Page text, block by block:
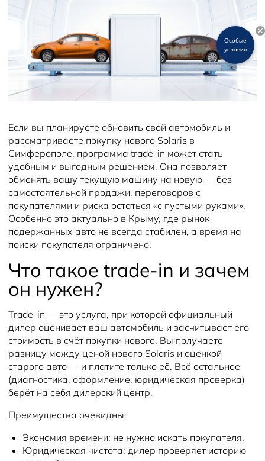
Если вы планируете обновить свой автомобиль и
рассматриваете покупку нового Solaris в
Симферополе, программа trade-in может стать
удобным и выгодным решением. Она позволяет
обменять вашу текущую машину на новую — без
самостоятельной продажи, переговоров с
покупателями и риска остаться «с пустыми руками».
Особенно это актуально в Крыму, где рынок
подержанных авто не всегда стабилен, а время на
поиски покупателя ограничено.
Что такое trade-in и зачем
он нужен?
Trade-in — это услуга, при которой официальный
дилер оценивает ваш автомобиль и засчитывает его
стоимость в счёт покупки нового. Вы получаете
разницу между ценой нового Solaris и оценкой
старого авто — и платите только её. Всё остальное
(диагностика, оформление, юридическая проверка)
берёт на себя дилерский центр.
Преимущества очевидны:
Экономия времени: не нужно искать покупателя.
Юридическая чистота: дилер проверяет историю
Особые
условия